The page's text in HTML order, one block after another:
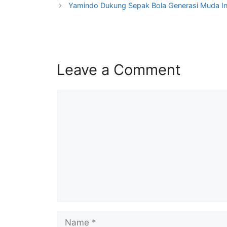
Yamindo Dukung Sepak Bola Generasi Muda
Leave a Comment